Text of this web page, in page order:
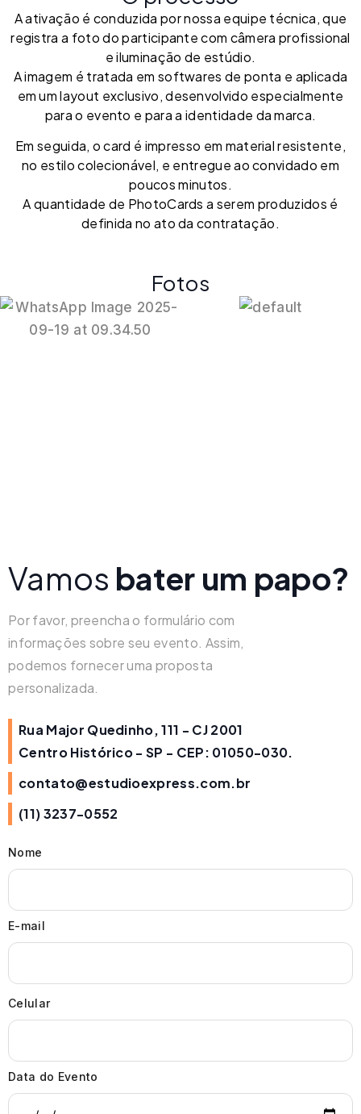
A ativação é conduzida por nossa equipe técnica, que
registra a foto do participante com câmera profissional
e iluminação de estúdio.
A imagem é tratada em softwares de ponta e aplicada
em um layout exclusivo, desenvolvido especialmente
para o evento e para a identidade da marca.
Em seguida, o card é impresso em material resistente,
no estilo colecionável, e entregue ao convidado em
poucos minutos.
A quantidade de PhotoCards a serem produzidos é
definida no ato da contratação.
Fotos
Vamos bater um papo?
Por favor, preencha o formulário com
informações sobre seu evento. Assim,
podemos fornecer uma proposta
personalizada.
Rua Major Quedinho, 111 - CJ 2001
Centro Histórico - SP - CEP: 01050-030.
contato@estudioexpress.com.br
(11) 3237-0552
Nome
E-mail
Celular
Data do Evento